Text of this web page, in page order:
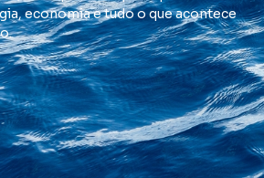
economia e tudo o que acontece